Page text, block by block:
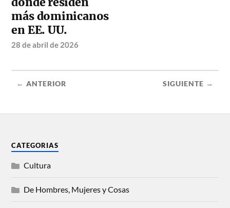
más dominicanos
en EE. UU.
28 de abril de 2026
← ANTERIOR SIGUIENTE →
CATEGORIAS
Cultura
De Hombres, Mujeres y Cosas